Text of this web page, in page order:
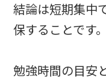
結論は短期集中
保することです。
勉強時間の目安